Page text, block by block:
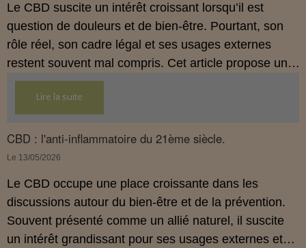
Le CBD suscite un intérêt croissant lorsqu’il est
question de douleurs et de bien‑être. Pourtant, son
rôle réel, son cadre légal et ses usages externes
restent souvent mal compris. Cet article propose une
mise au point claire, moderne et conforme à la
réglementation française de 2026, afin de mieux
comprendre comment le CBD s’intègre dans une
approche globale de prévention.
Lire la suite
CBD : l'anti-inflammatoire du 21ème siècle.
Le 13/05/2026
Le CBD occupe une place croissante dans les
discussions autour du bien‑être et de la prévention.
Souvent présenté comme un allié naturel, il suscite
un intérêt grandissant pour ses usages externes et